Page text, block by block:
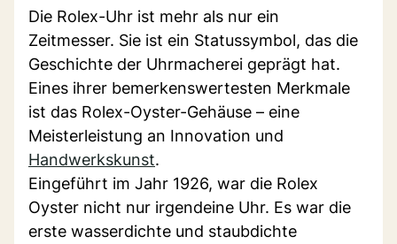
Die Rolex-Uhr ist mehr als nur ein
Zeitmesser. Sie ist ein Statussymbol, das die
Geschichte der Uhrmacherei geprägt hat.
Eines ihrer bemerkenswertesten Merkmale
ist das Rolex-Oyster-Gehäuse – eine
Meisterleistung an Innovation und
Handwerkskunst.
Eingeführt im Jahr 1926, war die Rolex
Oyster nicht nur irgendeine Uhr. Es war die
erste wasserdichte und staubdichte